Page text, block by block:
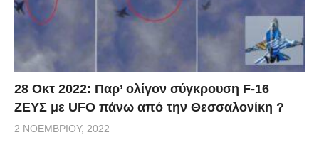
28 Οκτ 2022: Παρ’ ολίγον σύγκρουση F-16
ΖΕΥΣ με UFO πάνω από την Θεσσαλονίκη ?
2 ΝΟΕΜΒΡΊΟΥ, 2022